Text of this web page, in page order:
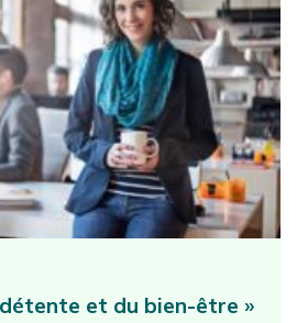
et du bien-être »